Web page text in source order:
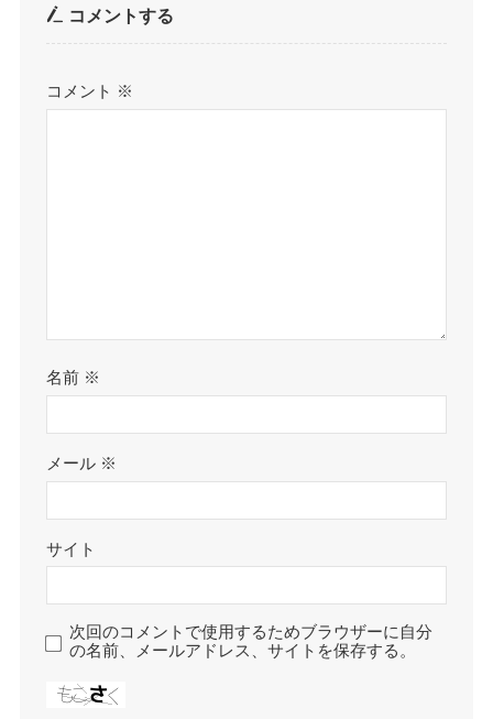
コメントする
コメント ※
名前 ※
メール ※
サイト
次回のコメントで使用するためブラウザーに自分
の名前、メールアドレス、サイトを保存する。